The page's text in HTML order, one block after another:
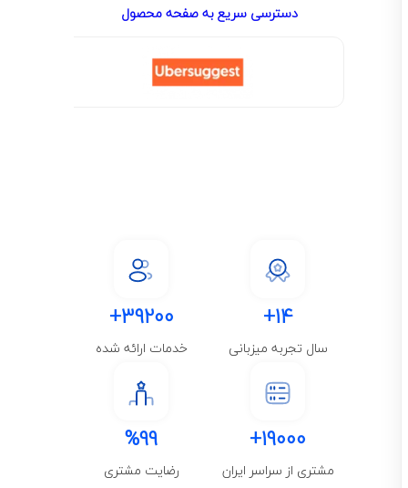
دسترسی سریع به صفحه محصول
14+
سال تجربه میزبانی
39200+
خدمات ارائه شده
19000+
مشتری از سراسر ایران
%99
رضایت مشتری